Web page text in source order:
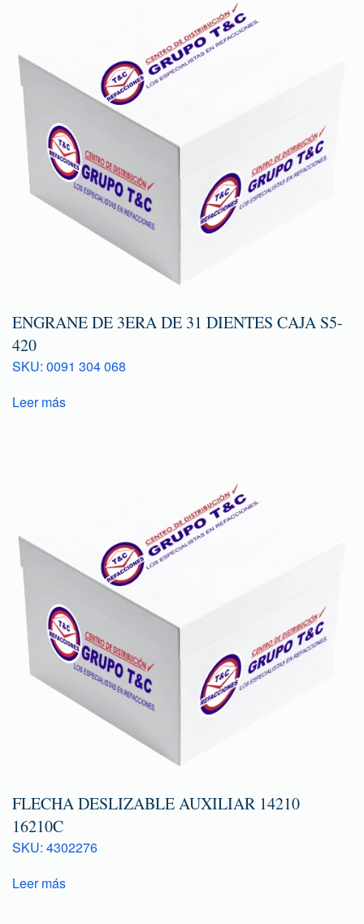
ENGRANE DE 3ERA DE 31 DIENTES CAJA S5-
420
SKU: 0091 304 068
Leer más
FLECHA DESLIZABLE AUXILIAR 14210
16210C
SKU: 4302276
Leer más